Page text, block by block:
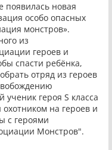
появилась новая
особо опасных
монстров».
из
героев и
спасти ребёнка,
отряд из героев
героя S класса
на героев и
с героями
Монстров".